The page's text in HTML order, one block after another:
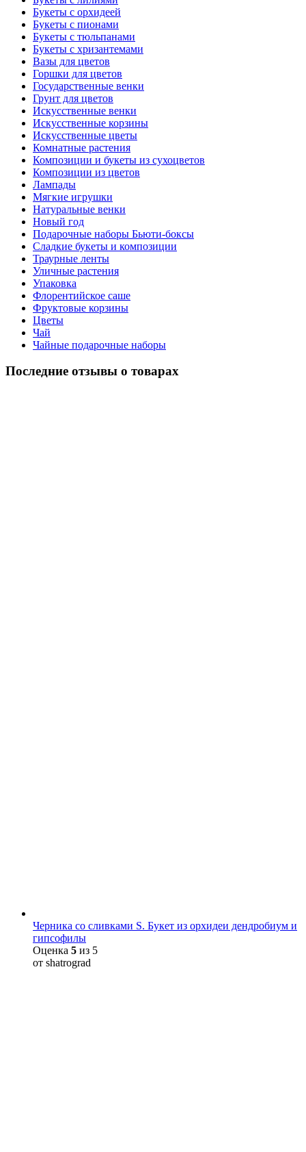
Букеты с орхидеей
Букеты с пионами
Букеты с тюльпанами
Букеты с хризантемами
Вазы для цветов
Горшки для цветов
Государственные венки
Грунт для цветов
Искусственные венки
Искусственные корзины
Искусственные цветы
Комнатные растения
Композиции и букеты из сухоцветов
Композиции из цветов
Лампады
Мягкие игрушки
Натуральные венки
Новый год
Подарочные наборы Бьюти-боксы
Сладкие букеты и композиции
Траурные ленты
Уличные растения
Упаковка
Флорентийское саше
Фруктовые корзины
Цветы
Чай
Чайные подарочные наборы
Последние отзывы о товарах
Черника со сливками S. Букет из орхидеи дендробиум и
гипсофилы
Оценка 5 из 5
от shatrograd